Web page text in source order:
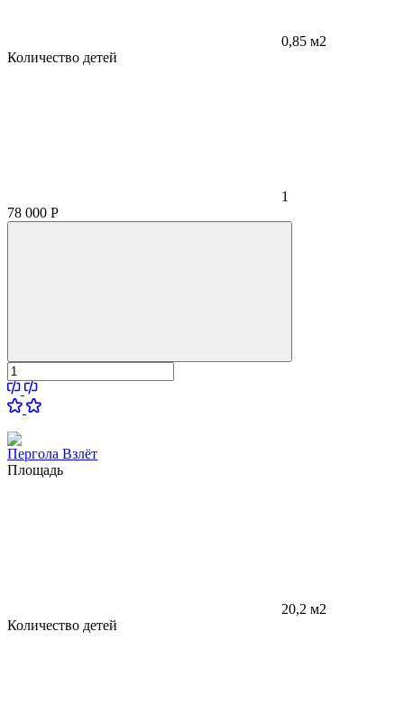
0,85 м2
Количество детей
1
78 000 Р
Пергола Взлёт
Площадь
20,2 м2
Количество детей